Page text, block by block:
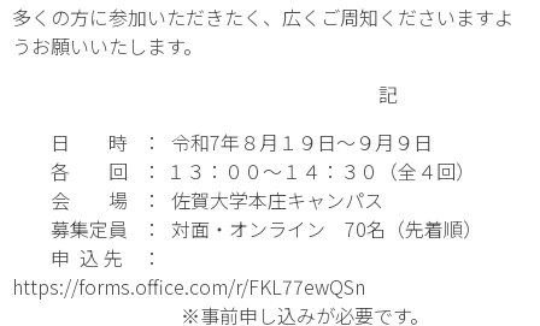
多くの方に参加いただきたく、広くご周知くださいますよ
うお願いいたします。
記
日 時 ： 令和7年８月１９日～９月９日
各 回 ： １３：００～１４：３０（全４回）
会 場 ： 佐賀大学本庄キャンパス
募集定員 ： 対面・オンライン 70名（先着順）
申 込 先 ：
https://forms.office.com/r/FKL77ewQSn
※事前申し込みが必要です。